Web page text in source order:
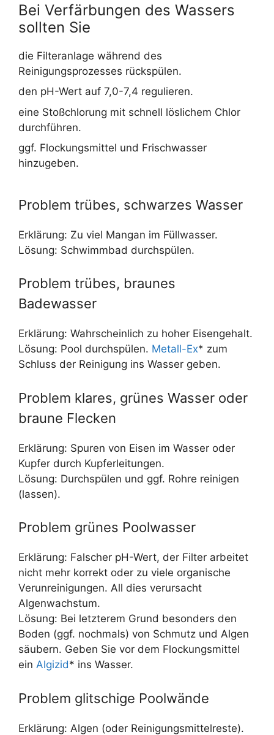
Bei Verfärbungen des Wassers
sollten Sie
die Filteranlage während des
Reinigungsprozesses rückspülen.
den pH-Wert auf 7,0-7,4 regulieren.
eine Stoßchlorung mit schnell löslichem Chlor
durchführen.
ggf. Flockungsmittel und Frischwasser
hinzugeben.
Problem trübes, schwarzes Wasser
Erklärung: Zu viel Mangan im Füllwasser.
Lösung: Schwimmbad durchspülen.
Problem trübes, braunes
Badewasser
Erklärung: Wahrscheinlich zu hoher Eisengehalt.
Lösung: Pool durchspülen. Metall-Ex* zum
Schluss der Reinigung ins Wasser geben.
Problem klares, grünes Wasser oder
braune Flecken
Erklärung: Spuren von Eisen im Wasser oder
Kupfer durch Kupferleitungen.
Lösung: Durchspülen und ggf. Rohre reinigen
(lassen).
Problem grünes Poolwasser
Erklärung: Falscher pH-Wert, der Filter arbeitet
nicht mehr korrekt oder zu viele organische
Verunreinigungen. All dies verursacht
Algenwachstum.
Lösung: Bei letzterem Grund besonders den
Boden (ggf. nochmals) von Schmutz und Algen
säubern. Geben Sie vor dem Flockungsmittel
ein Algizid* ins Wasser.
Problem glitschige Poolwände
Erklärung: Algen (oder Reinigungsmittelreste).